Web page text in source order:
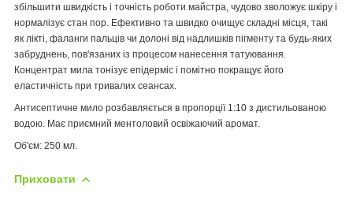
збільшити швидкість і точність роботи майстра, чудово зволожує шкіру і
нормалізує стан пор. Ефективно та швидко очищує складні місця, такі
як лікті, фаланги пальців чи долоні від надлишків пігменту та будь-яких
забруднень, пов'язаних із процесом нанесення татуювання.
Концентрат мила тонізує епідерміс і помітно покращує його
еластичність при тривалих сеансах.
Антисептичне мило розбавляється в пропорції 1:10 з дистильованою
водою. Має приємний ментоловий освіжаючий аромат.
Об'єм: 250 мл.
Приховати